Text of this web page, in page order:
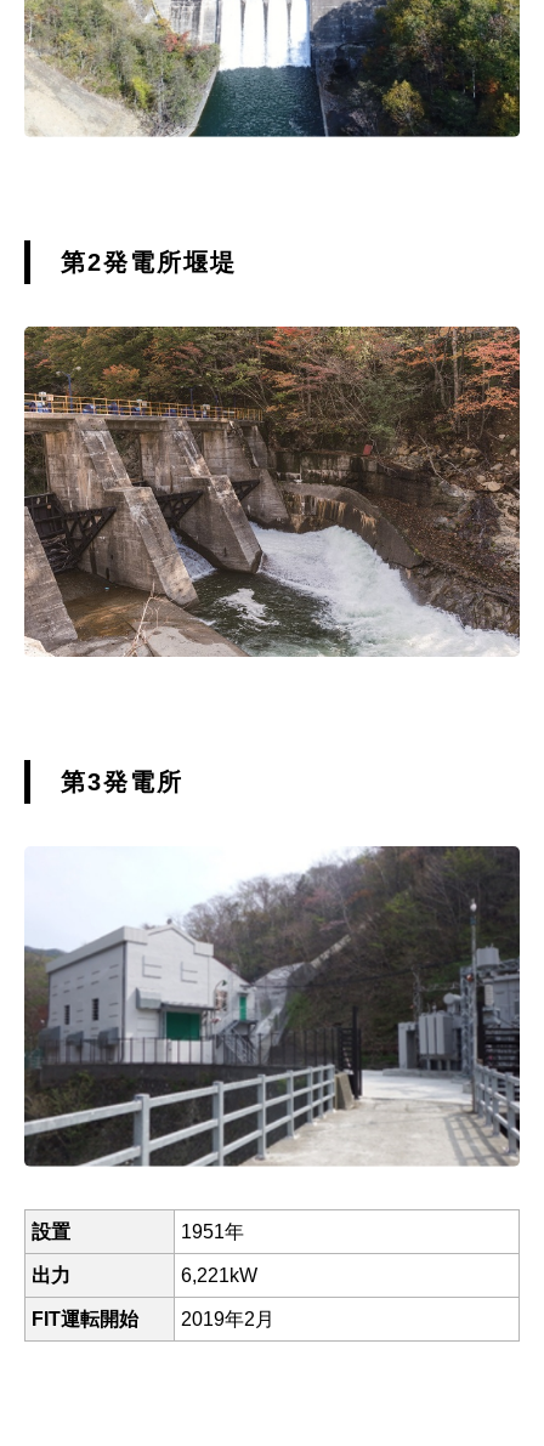
第2発電所堰堤
第3発電所
設置 1951年
出力 6,221kW
FIT運転開始 2019年2月